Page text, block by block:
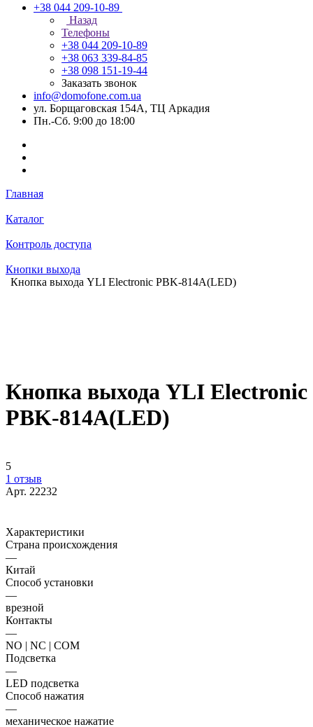
+38 044 209-10-89
Назад
Телефоны
+38 044 209-10-89
+38 063 339-84-85
+38 098 151-19-44
Заказать звонок
info@domofone.com.ua
ул. Борщаговская 154А, ТЦ Аркадия
Пн.-Сб. 9:00 до 18:00
Главная
Каталог
Контроль доступа
Кнопки выхода
Кнопка выхода YLI Electronic PBK-814A(LED)
Кнопка выхода YLI Electronic
PBK-814A(LED)
5
1 отзыв
Арт. 22232
Характеристики
Страна происхождения
—
Китай
Способ установки
—
врезной
Контакты
—
NO | NC | COM
Подсветка
—
LED подсветка
Способ нажатия
—
механическое нажатие